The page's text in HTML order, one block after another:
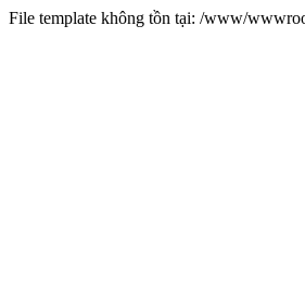
File template không tồn tại: /www/